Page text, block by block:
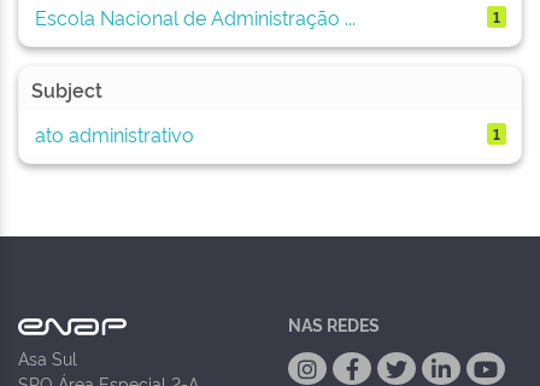
Escola Nacional de Administração ...
1
Subject
ato administrativo
1
Asa Sul
NAS REDES